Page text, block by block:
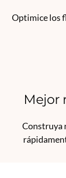
Optimice los
Mejor
Construya